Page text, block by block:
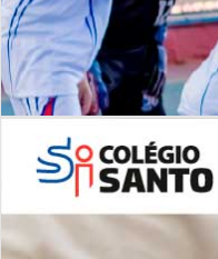
Desafios | Saiba mais